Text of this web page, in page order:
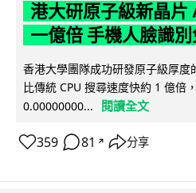
港大研原子級新晶片
一億倍 手機人臉識
香港大學團隊成功研發原子級厚度
比傳統 CPU 搜尋速度快約 1 億倍
0.00000000...
閱讀全文
359 81 ↗ 分享